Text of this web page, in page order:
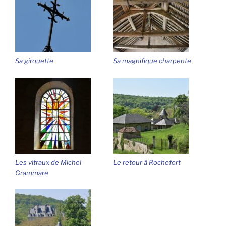
Sa girouette Sa magnifique charpente
Les vitraux de Michel
Grammare
Le retour à Rochefort